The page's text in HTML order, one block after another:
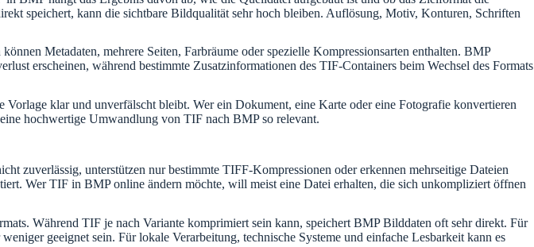
speichert, kann die sichtbare Bildqualität sehr hoch bleiben. Auflösung, Motiv, Konturen, Schriften
Metadaten, mehrere Seiten, Farbräume oder spezielle Kompressionsarten enthalten. BMP
erscheinen, während bestimmte Zusatzinformationen des TIF-Containers beim Wechsel des Formats
klar und unverfälscht bleibt. Wer ein Dokument, eine Karte oder eine Fotografie konvertieren
hochwertige Umwandlung von TIF nach BMP so relevant.
unterstützen nur bestimmte TIFF-Kompressionen oder erkennen mehrseitige Dateien
Wer TIF in BMP online ändern möchte, will meist eine Datei erhalten, die sich unkompliziert öffnen
Während TIF je nach Variante komprimiert sein kann, speichert BMP Bilddaten oft sehr direkt. Für
geeignet sein. Für lokale Verarbeitung, technische Systeme und einfache Lesbarkeit kann es